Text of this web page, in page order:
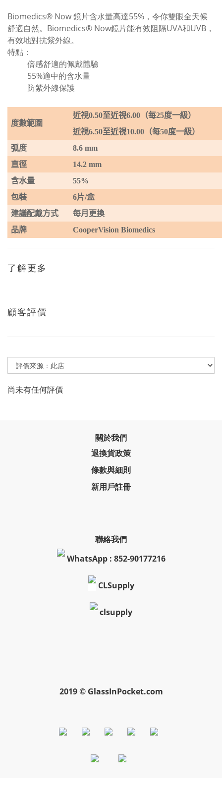
Biomedics® Now 鏡片含水量高達55%，令你雙眼全天候
舒適自然。Biomedics® Now鏡片能有效阻隔UVA和UVB，
有效地對抗紫外線。
特點：
倍感舒適的佩戴體驗
55%適中的含水量
防紫外線保護
度數範圍
近視0.50至近視6.00 （每25度一級）
近視6.50至近視10.00 （每50度一級）
弧度
8.6 mm
直徑
14.2 mm
含水量
55%
包裝
6片/盒
建議配戴方式
每月更換
品牌
CooperVision Biomedics
了解更多
顧客評價
尚未有任何評價
關於我們
退換貨政策
條款與細則
新用戶註冊
聯絡我們
WhatsApp : 852-90177216
CLSupply
clsupply
2019 © GlassInPocket.com